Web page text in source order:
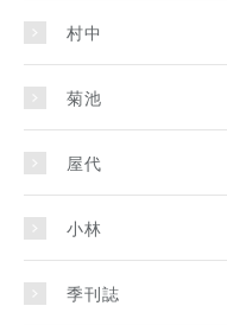
村中
菊池
屋代
小林
季刊誌